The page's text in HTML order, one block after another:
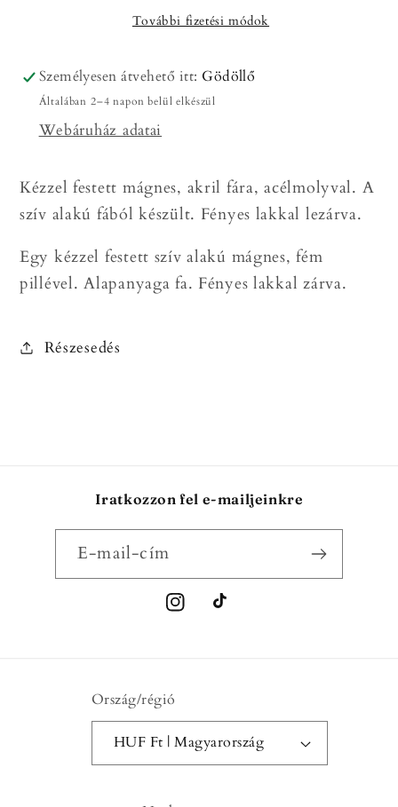
mágnes
mennyiségének
csökkentése
pillés
mágnes
mennyiségének
növelése
További fizetési módok
Személyesen átvehető itt: Gödöllő
Általában 2–4 napon belül elkészül
Webáruház adatai
Kézzel festett mágnes, akril fára, acélmolyval. A
szív alakú fából készült. Fényes lakkal lezárva.
Egy kézzel festett szív alakú mágnes, fém
pillével. Alapanyaga fa. Fényes lakkal zárva.
Részesedés
Iratkozzon fel e-mailjeinkre
E-mail-cím
InstagramTikTok
Ország/régió
HUF Ft | Magyarország